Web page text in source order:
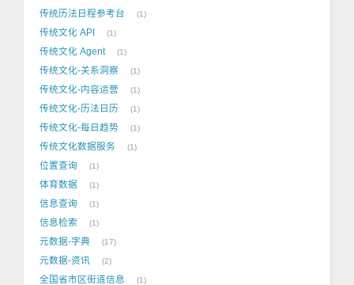
传统历法日程参考台 1
传统文化 API 1
传统文化 Agent 1
传统文化-关系洞察 1
传统文化-内容运营 1
传统文化-历法日历 1
传统文化-每日趋势 1
传统文化数据服务 1
位置查询 1
体育数据 1
信息查询 1
信息检索 1
元数据-字典 17
元数据-资讯 2
全国省市区街道信息 1